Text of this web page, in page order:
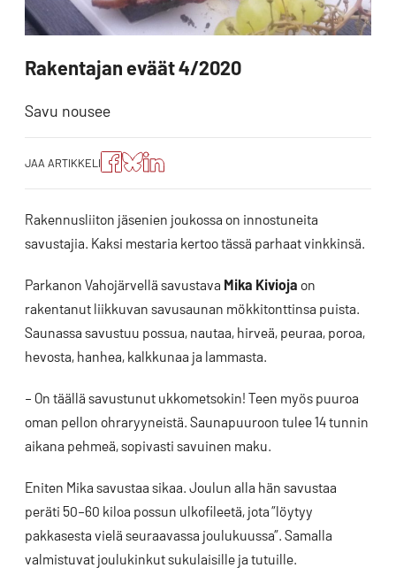
Rakentajan eväät 4/2020
Savu nousee
JAA ARTIKKELI
Jaa
artikkeli
Facebookissa
Jaa
artikkeli
Blueskyssa
Jako:
Jaa
artikkeli
Rakennusliiton jäsenien joukossa on innostuneita
savustajia. Kaksi mestaria kertoo tässä parhaat vinkkinsä.
Parkanon Vahojärvellä savustava Mika Kivioja on
rakentanut liikkuvan savusaunan mökkitonttinsa puista.
Saunassa savustuu possua, nautaa, hirveä, peuraa, poroa,
hevosta, hanhea, kalkkunaa ja lammasta.
– On täällä savustunut ukkometsokin! Teen myös puuroa
oman pellon ohraryyneistä. Saunapuuroon tulee 14 tunnin
aikana pehmeä, sopivasti savuinen maku.
Eniten Mika savustaa sikaa. Joulun alla hän savustaa
peräti 50–60 kiloa possun ulkofileetä, jota ”löytyy
pakkasesta vielä seuraavassa joulukuussa”. Samalla
valmistuvat joulukinkut sukulaisille ja tutuille.